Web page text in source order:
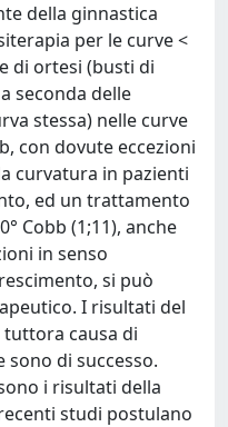
della ginnastica
per le curve <
di ortesi (busti di
seconda delle
stessa) nelle curve
con dovute eccezioni
curvatura in pazienti
ed un trattamento
Cobb (1;11), anche
in senso
si può
I risultati del
causa di
di successo.
i risultati della
studi postulano